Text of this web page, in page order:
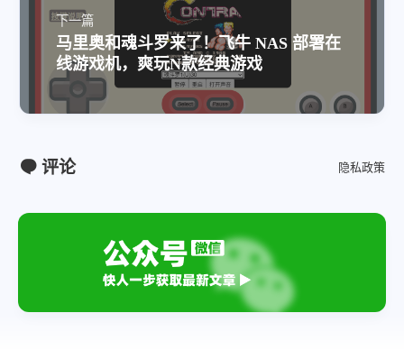
下一篇
马里奥和魂斗罗来了！飞牛 NAS 部署在
线游戏机，爽玩N款经典游戏
评论 隐私政策